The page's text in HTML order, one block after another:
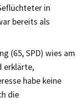
in
bereits als
(65, SPD) wies am
erklärte,
habe keine
die